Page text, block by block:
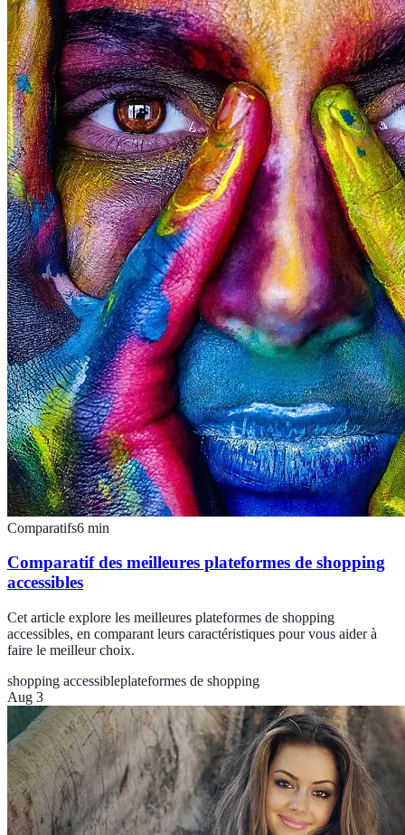
Comparatifs6 min
Comparatif des meilleures plateformes de shopping
accessibles
Cet article explore les meilleures plateformes de shopping
accessibles, en comparant leurs caractéristiques pour vous aider à
faire le meilleur choix.
shopping accessibleplateformes de shopping
Aug 3